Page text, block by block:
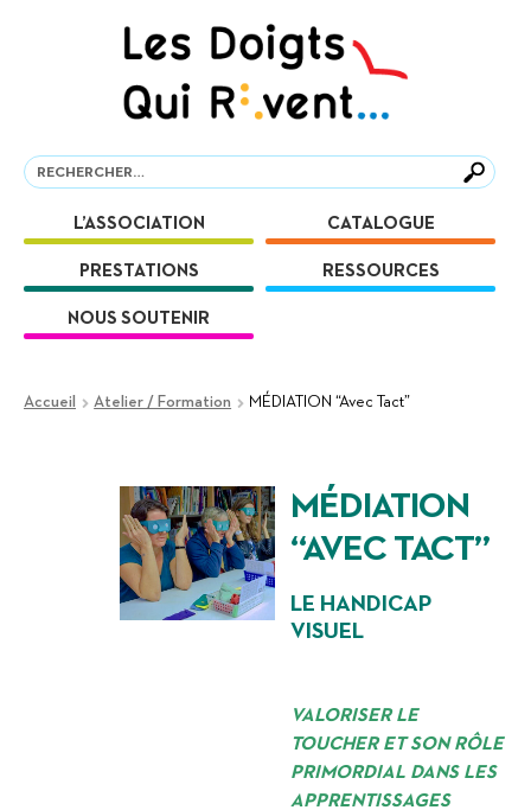
Recherche
Recherche
L’ASSOCIATION CATALOGUE
PRESTATIONS RESSOURCES
NOUS SOUTENIR
Accueil Atelier / Formation MÉDIATION “Avec Tact”
MÉDIATION
“AVEC TACT”
LE HANDICAP
VISUEL
VALORISER LE
TOUCHER ET SON RÔLE
PRIMORDIAL DANS LES
APPRENTISSAGES